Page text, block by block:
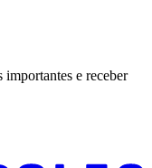
e receber